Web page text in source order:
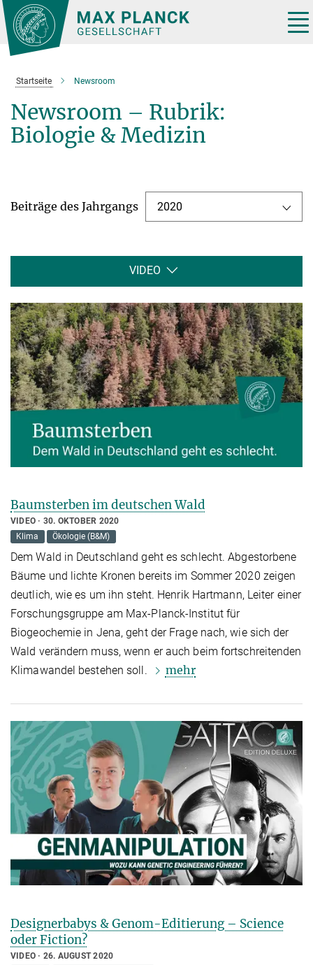
Hauptinhalt
Startseite Newsroom
Newsroom – Rubrik:
Biologie & Medizin
Beiträge des Jahrgangs 2020
VIDEO
Baumsterben im deutschen Wald
VIDEO
30. OKTOBER 2020
Klima
Ökologie (B&M)
Dem Wald in Deutschland geht es schlecht. Abgestorbene
Bäume und lichte Kronen bereits im Sommer 2020 zeigen
deutlich, wie es um ihn steht. Henrik Hartmann, Leiter einer
Forschungsgruppe am Max-Planck-Institut für
Biogeochemie in Jena, geht der Frage nach, wie sich der
Wald verändern muss, wenn er auch beim fortschreitenden
Klimawandel bestehen soll.
mehr
Designerbabys & Genom-Editierung – Science
oder Fiction?
VIDEO
26. AUGUST 2020